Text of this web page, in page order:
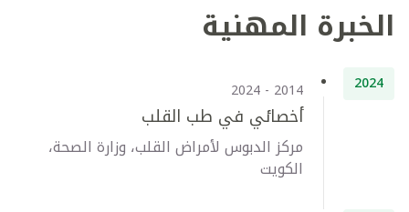
الخبرة المهنية
2024
2014 - 2024
أخصائي في طب القلب
مركز الدبوس لأمراض القلب، وزارة الصحة،
الكويت